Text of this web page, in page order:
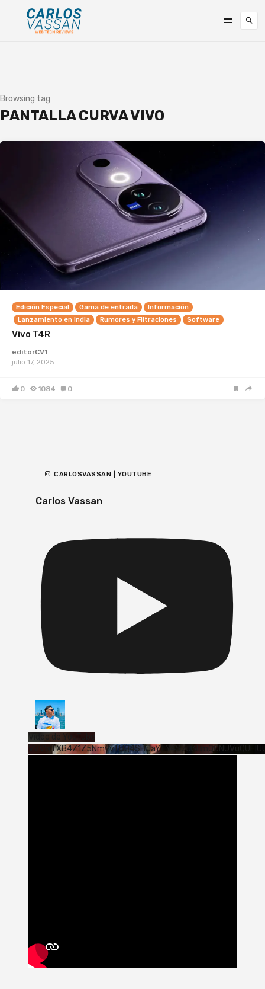
Browsing tag
PANTALLA CURVA VIVO
Edición Especial Gama de entrada
Información
Lanzamiento en India
Rumores y Filtraciones Software
Vivo T4R
editorCV1
julio 17, 2025
0 1084 0
CARLOSVASSAN | YOUTUBE
Carlos Vassan
Vídeo de YouTube